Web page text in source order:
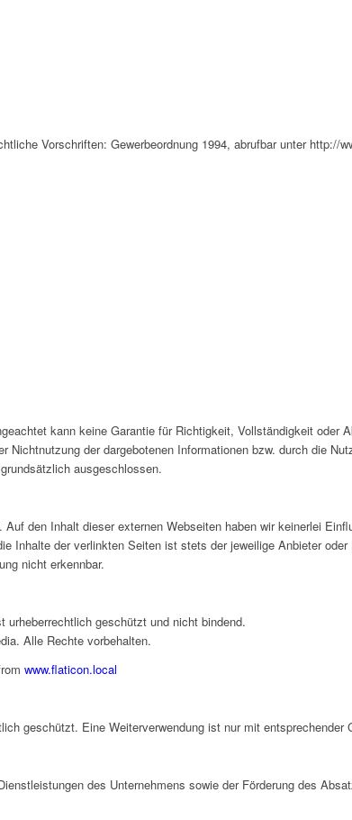
Vorschriften: Gewerbeordnung 1994, abrufbar unter http://
kann keine Garantie für Richtigkeit, Vollständigkeit oder
Nichtnutzung der dargebotenen Informationen bzw. durch die
ausgeschlossen.
den Inhalt dieser externen Webseiten haben wir keinerlei
Inhalte der verlinkten Seiten ist stets der jeweilige Anbieter
nicht erkennbar.
geschützt und nicht bindend.
Alle Rechte vorbehalten.
www.flaticon.local
geschützt. Eine Weiterverwendung ist nur mit entsprechender
des Unternehmens sowie der Förderung des